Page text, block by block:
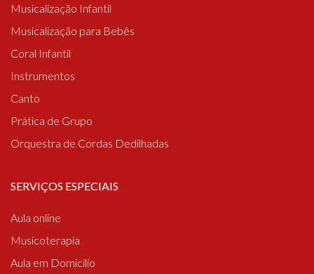
Musicalização Infantil
Musicalização para Bebês
Coral Infantil
Instrumentos
Canto
Prática de Grupo
Orquestra de Cordas Dedilhadas
SERVIÇOS ESPECIAIS
Aula online
Musicoterapia
Aula em Domicílio